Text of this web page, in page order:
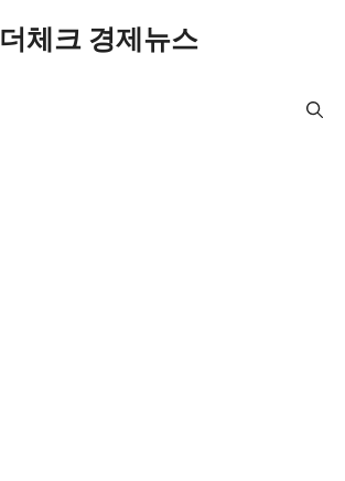
더체크 경제뉴스